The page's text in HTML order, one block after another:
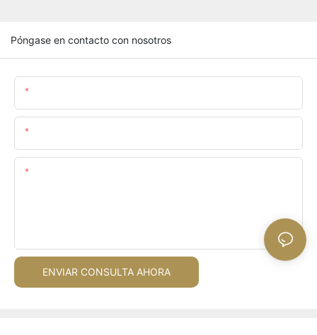
Póngase en contacto con nosotros
ENVIAR CONSULTA AHORA